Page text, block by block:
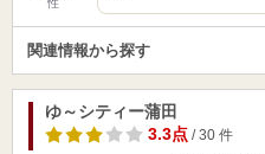
性
関連情報から探す
ゆ～シティー蒲田
3.3点/ 30 件